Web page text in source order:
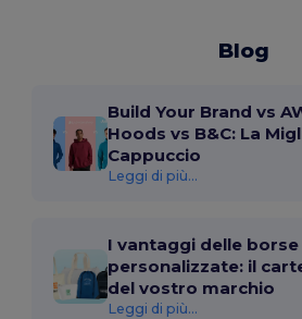
Blog
Build Your Brand vs
Hoods vs B&C: La
Cappuccio
Leggi di più...
I vantaggi delle borse
personalizzate: il
del vostro marchio
Leggi di più...